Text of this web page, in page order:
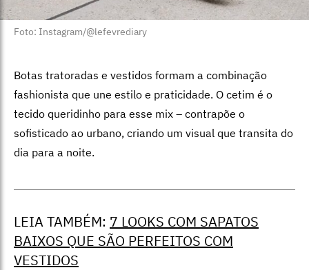
Foto: Instagram/@lefevrediary
Botas tratoradas e vestidos formam a combinação
fashionista que une estilo e praticidade. O cetim é o
tecido queridinho para esse mix – contrapõe o
sofisticado ao urbano, criando um visual que transita do
dia para a noite.
LEIA TAMBÉM: 7 LOOKS COM SAPATOS
BAIXOS QUE SÃO PERFEITOS COM
VESTIDOS